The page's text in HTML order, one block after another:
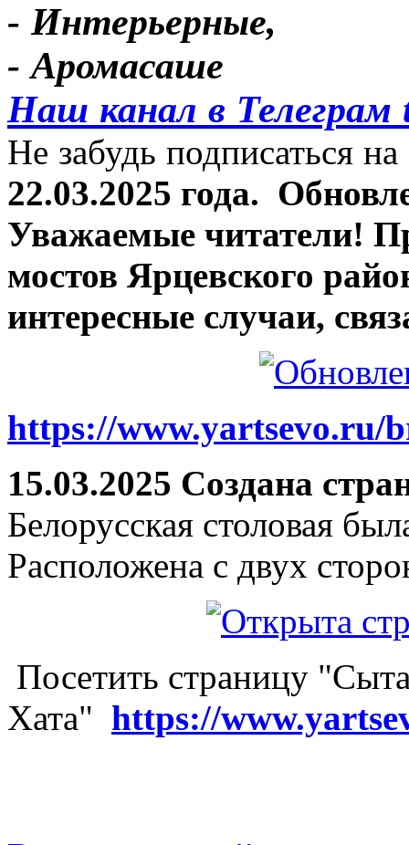
- Интерьерные,
- Аромасаше
Наш канал в Телеграм
Не забудь подписаться
22.03.2025 года.
Уважаемые читатели!
мостов Ярцевского
интересные случаи,
https://www.yartsevo.ru/
15.03.2025 Создана
Белорусская столовая
Расположена с двух
Посетить страницу
Хата" https://